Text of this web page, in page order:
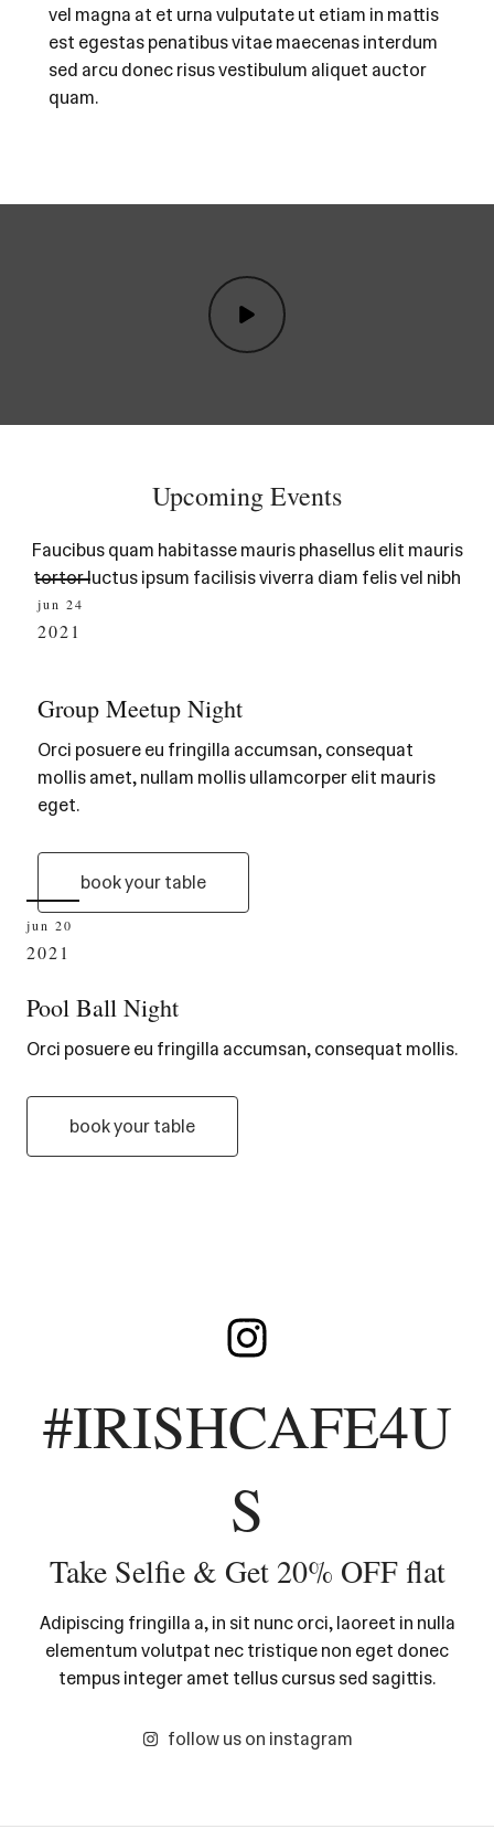
vel magna at et urna vulputate ut etiam in mattis
est egestas penatibus vitae maecenas interdum
sed arcu donec risus vestibulum aliquet auctor
quam.
Upcoming Events
Faucibus quam habitasse mauris phasellus elit mauris
tortor luctus ipsum facilisis viverra diam felis vel nibh
jun 24
2021
Group Meetup Night
Orci posuere eu fringilla accumsan, consequat
mollis amet, nullam mollis ullamcorper elit mauris
eget.
book your table
jun 20
2021
Pool Ball Night
Orci posuere eu fringilla accumsan, consequat mollis.
book your table
#IRISHCAFE4U
S
Take Selfie & Get 20% OFF flat
Adipiscing fringilla a, in sit nunc orci, laoreet in nulla
elementum volutpat nec tristique non eget donec
tempus integer amet tellus cursus sed sagittis.
follow us on instagram